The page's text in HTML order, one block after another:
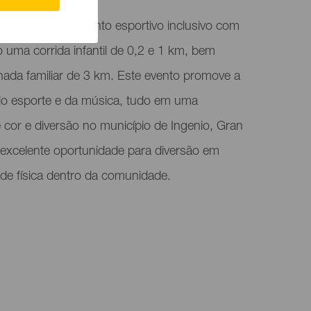
um evento esportivo inclusivo com
uma corrida infantil de 0,2 e 1 km, bem
familiar de 3 km. Este evento promove a
esporte e da música, tudo em uma
e diversão no município de Ingenio, Gran
oportunidade para diversão em
física dentro da comunidade.